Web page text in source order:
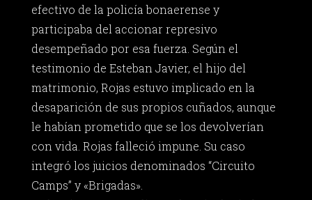
efectivo de la policía bonaerense y
participaba del accionar represivo
desempeñado por esa fuerza. Según el
testimonio de Esteban Javier, el hijo del
matrimonio, Rojas estuvo implicado en la
desaparición de sus propios cuñados, aunque
le habían prometido que se los devolverían
con vida. Rojas falleció impune. Su caso
integró los juicios denominados “Circuito
Camps” y «Brigadas».